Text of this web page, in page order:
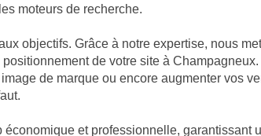
moteurs de recherche.
objectifs. Grâce à notre expertise, nous
de votre site à
de marque ou encore augmenter vos
et professionnelle, garantissant